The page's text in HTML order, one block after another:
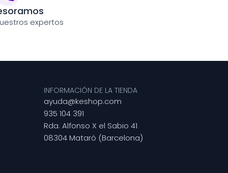
expertos
INFORMACIÓN DE LA TIENDA
ayuda@keshop.com
935 104 391
Rda. Alfonso X el Sabio 41
08304 Mataró (Barcelona)